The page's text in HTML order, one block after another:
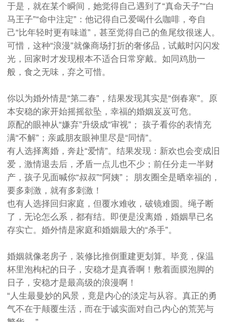
于是，就在某个瞬间，她觉得自己遇到了“真命天子”“白
马王子”“命中注定”：他记得自己爱喝什么咖啡，夸自
己“比年轻时更有味道”，甚至觉得自己的鱼尾纹很迷人。
可惜，这种“浪漫”就像商场打折的奢侈品，试戴时闪闪发
光，回家时才发现根本不适合日常穿戴。如同鸡肋一
般，食之无味，弃之可惜。
你以为婚外情是“第二春”，结果发现其实是“倒春寒”。原
本安稳的家开始摇摇欲坠，幸福的婚姻岌岌可危。
原配的眼神从“嫌弃”升级成“审视”； 孩子看你的表情充
满“不解”；亲戚朋友眼神里尽是“同情”。
有人选择离婚，奔赴“爱情”。结果发现：新欢也会变成旧
爱，激情退去后，矛盾一点儿也不少；前任分走一半财
产，孩子见面喊你“叔叔”“阿姨”； 朋友圈全是晒幸福的，
要多刺激，就有多刺激！
也有人选择回归家庭，但覆水难收，破镜难圆。绳子断
了，无论怎么系，都有结。即便是没离婚，婚姻早已名
存实亡。婚外情是家庭和婚姻最大的“杀手”。
婚姻就像老房子，装修比推倒重建更划算。毕竟，保温
杯里泡枸杞的日子，安稳才是真香啊！敷着面膜泡脚的
日子，安稳才是最高级的浪漫啊！
“人生最曼妙的风景，竟是内心的淡定与从容。真正的勇
气不在于颠覆生活，而在于诚实面对自己内心的荒芜与